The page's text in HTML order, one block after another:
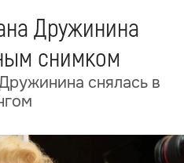
Дружинина
снимком
снялась в